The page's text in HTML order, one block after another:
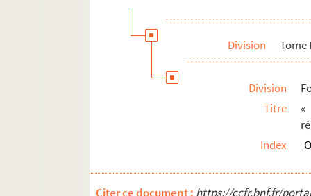
Division Tome
Division
Titre
«
Index
Citer ce document : https://ccfr.bnf.fr/